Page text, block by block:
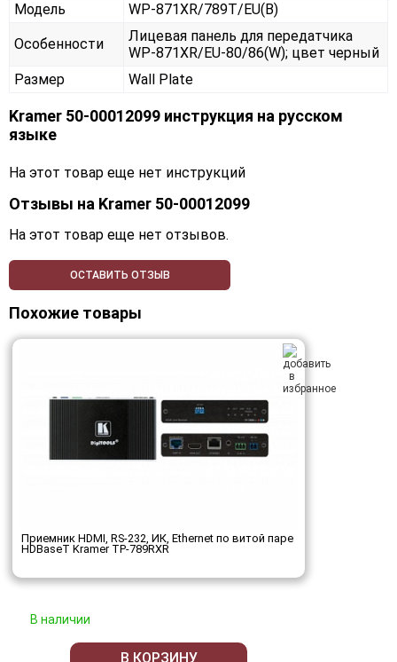
Модель
WP-871XR/789T/EU(B)
Особенности
Лицевая панель для передатчика
WP-871XR/EU-80/86(W); цвет черный
Размер
Wall Plate
Kramer 50-00012099 инструкция на русском
языке
На этот товар еще нет инструкций
Отзывы на Kramer 50-00012099
На этот товар еще нет отзывов.
ОСТАВИТЬ ОТЗЫВ
Похожие товары
Приемник HDMI, RS-232, ИК, Ethernet по витой паре
HDBaseT Kramer TP-789RXR
В наличии
В КОРЗИНУ